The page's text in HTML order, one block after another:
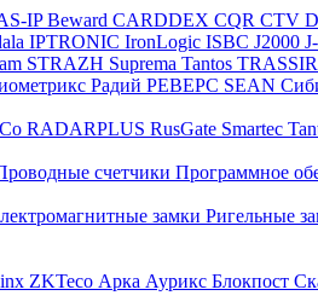
IPBeward CARDDEX CQR CTV
IPTRONIC IronLogic ISBC J2000
STRAZH Suprema Tantos TRASSIR
Радий РЕВЕРС SEAN
RADARPLUS RusGate Smartec
счетчики Программное
замки Ригельные
ZKTeco Арка Аурикс Блокпост